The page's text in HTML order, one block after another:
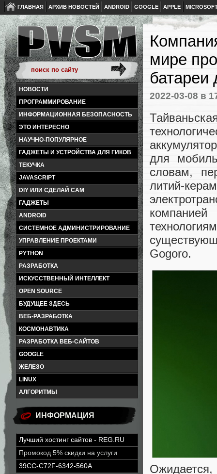
ГЛАВНАЯ АРХИВ НОВОСТЕЙ ANDROID GOOGLE APPLE
НОВОСТИ
ПРОГРАММИРОВАНИЕ
ИНФОРМАЦИОННАЯ БЕЗОПАСНОСТЬ
ЭТО ИНТЕРЕСНО
НАУЧНО-ПОПУЛЯРНОЕ
ГАДЖЕТЫ И УСТРОЙСТВА ДЛЯ ГИКОВ
ТЕКУЧКА
JAVASCRIPT
DIY ИЛИ СДЕЛАЙ САМ
ГАДЖЕТЫ
ANDROID
СИСТЕМНОЕ АДМИНИСТРИРОВАНИЕ
УПРАВЛЕНИЕ ПРОЕКТАМИ
PYTHON
РАЗРАБОТКА
ИСКУССТВЕННЫЙ ИНТЕЛЛЕКТ
OPEN SOURCE
БУДУЩЕЕ ЗДЕСЬ
ВЕБ-РАЗРАБОТКА
КОСМОНАВТИКА
РАЗРАБОТКА ВЕБ-САЙТОВ
GOOGLE
ЖЕЛЕЗО
LINUX
АЛГОРИТМЫ
ИНФОРМАЦИЯ
Лучший хостинг сайтов - REG.RU
Промокод 5% скидки на услуги
39CC-C72F-6342-560A
мире
батареи
2022-03-08 в
для
словам,
литий-
Gogoro.